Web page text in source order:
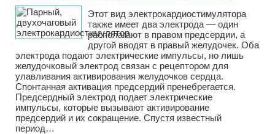
Этот вид электрокардиостимулятора
также имеет два электрода — один
располагают в правом предсердии, а
другой вводят в правый желудочек. Оба
электрода подают электрические импульсы, но лишь
желудочковый электрод связан с рецептором для
улавливания активирования желудочков сердца.
Спонтанная активация предсердий пренебрегается.
Предсердный электрод подает электрические
импульсы, которые вызывают активирование
предсердий и их сокращение. Спустя известный
период…